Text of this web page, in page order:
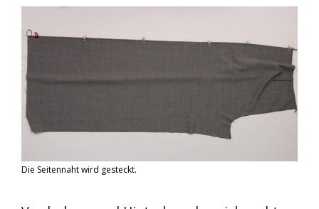
Die Seitennaht wird gesteckt.